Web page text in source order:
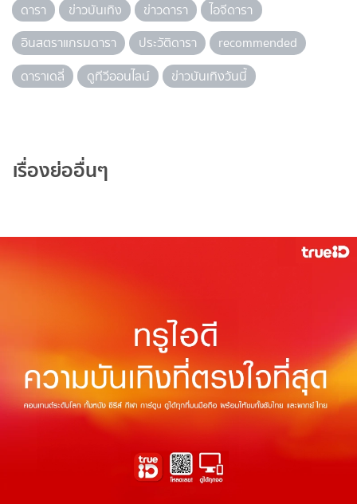
ดารา ข่าวบันเทิง ข่าวดารา
ไอจีดารา
อินสตราแกรมดารา
ประวัติดารา
recommended
ดาราเดลี่
ดูทีวีออนไลน์ ข่าวบันเทิงวันนี้
เรื่องย่ออื่นๆ